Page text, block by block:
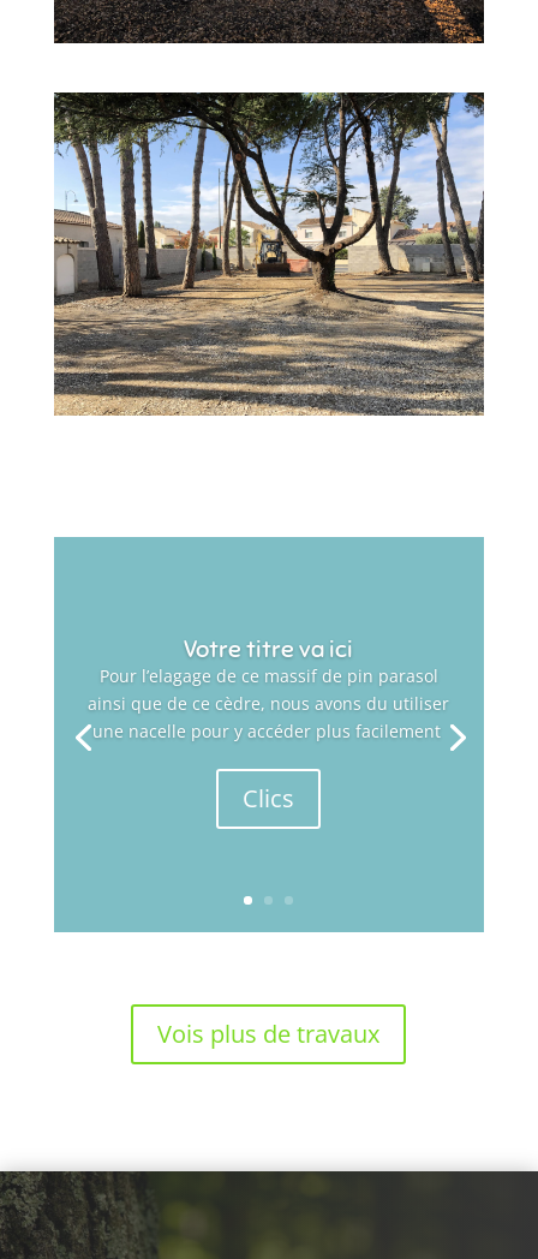
Votre titre va ici
Pour l’elagage de ce massif de pin parasol
ainsi que de ce cèdre, nous avons du utiliser
une nacelle pour y accéder plus facilement
Clics
Vois plus de travaux